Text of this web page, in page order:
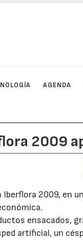
AGENDA
2009
2009, en
ensacados,
artificial, un